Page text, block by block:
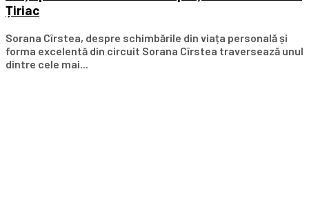
Țiriac
Sorana Cîrstea, despre schimbările din viața personală și
forma excelentă din circuit Sorana Cîrstea traversează unul
dintre cele mai...